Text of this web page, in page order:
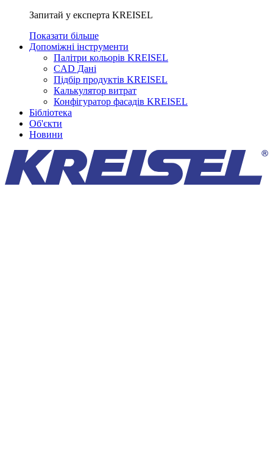
Запитай у експерта KREISEL
Показати більше
Допоміжні інструменти
Палітри кольорів KREISEL
CAD Дані
Підбір продуктів KREISEL
Калькулятор витрат
Конфігуратор фасадів KREISEL
Бібліотека
Об'єкти
Новини